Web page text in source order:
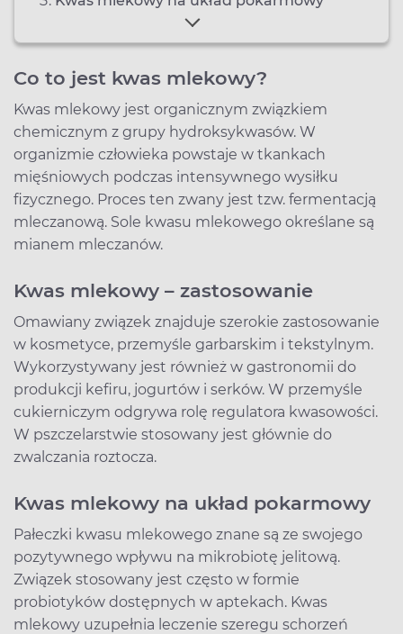
Co to jest kwas mlekowy?
Kwas mlekowy jest organicznym związkiem
chemicznym z grupy hydroksykwasów. W
organizmie człowieka powstaje w tkankach
mięśniowych podczas intensywnego wysiłku
fizycznego. Proces ten zwany jest tzw. fermentacją
mleczanową. Sole kwasu mlekowego określane są
mianem mleczanów.
Kwas mlekowy – zastosowanie
Omawiany związek znajduje szerokie zastosowanie
w kosmetyce, przemyśle garbarskim i tekstylnym.
Wykorzystywany jest również w gastronomii do
produkcji kefiru, jogurtów i serków. W przemyśle
cukierniczym odgrywa rolę regulatora kwasowości.
W pszczelarstwie stosowany jest głównie do
zwalczania roztocza.
Kwas mlekowy na układ pokarmowy
Pałeczki kwasu mlekowego znane są ze swojego
pozytywnego wpływu na mikrobiotę jelitową.
Związek stosowany jest często w formie
probiotyków dostępnych w aptekach. Kwas
mlekowy uzupełnia leczenie szeregu schorzeń